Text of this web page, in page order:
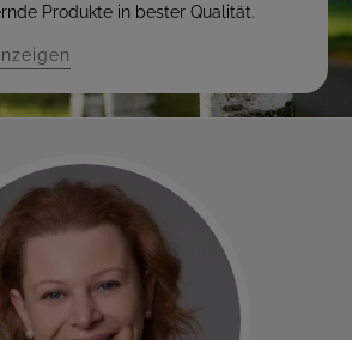
Produkte in bester Qualität.